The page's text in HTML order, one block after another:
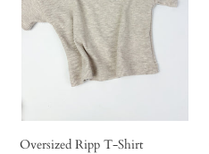
Oversized Ripp T-Shirt